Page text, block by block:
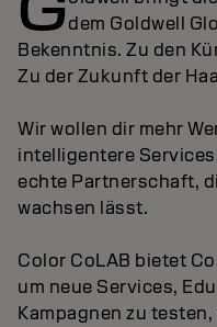
dem Goldwell
Bekenntnis. Zu den
Zu der Zukunft der
Wir wollen dir mehr
intelligentere
echte Partnerschaft,
wachsen lässt.
Color CoLAB bietet
um neue Services,
Kampagnen zu